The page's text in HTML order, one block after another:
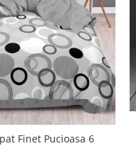
Finet Pucioasa 6